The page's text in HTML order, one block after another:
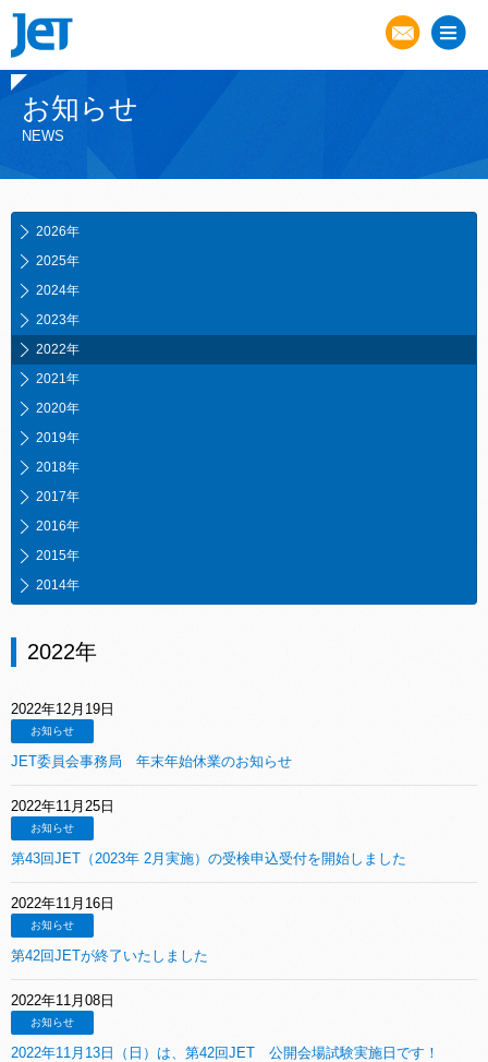
お知らせ
NEWS
2026年
2025年
2024年
2023年
2022年
2021年
2020年
2019年
2018年
2017年
2016年
2015年
2014年
2022年
2022年12月19日
お知らせ
JET委員会事務局 年末年始休業のお知らせ
2022年11月25日
お知らせ
第43回JET（2023年 2月実施）の受検申込受付を開始しました
2022年11月16日
お知らせ
第42回JETが終了いたしました
2022年11月08日
お知らせ
2022年11月13日（日）は、第42回JET 公開会場試験実施日です！